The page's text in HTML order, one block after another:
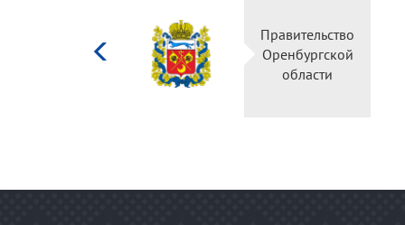
культуры
Российской
Правительство
Оренбургской
области